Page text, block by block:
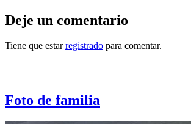
Deje un comentario
Tiene que estarregistrado para comentar.
Foto de familia